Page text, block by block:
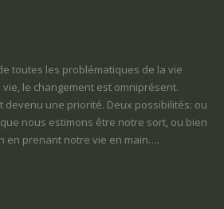
toutes les problématiques de la vie
le changement est omniprésent.
devenu une priorité. Deux possibilités: ou
nous estimons être notre sort, ou bien
en prenant notre vie en main….